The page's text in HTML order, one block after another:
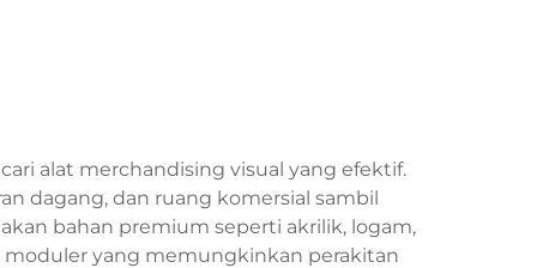
alat merchandising visual yang efektif.
dagang, dan ruang komersial sambil
bahan premium seperti akrilik, logam,
yang memungkinkan perakitan